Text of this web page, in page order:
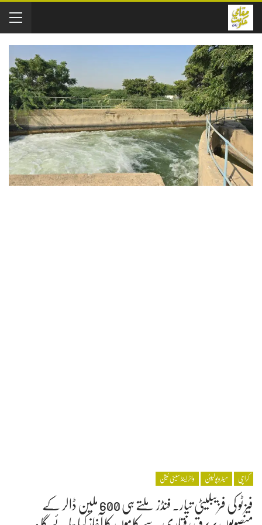
کراچی میٹروپولیٹن واٹر اینڈ سینی ٹیشن
فیز ٹو کی فزیبلیٹی تیار۔ فنڈز ملتے ہی 600 ملین ڈالر کے